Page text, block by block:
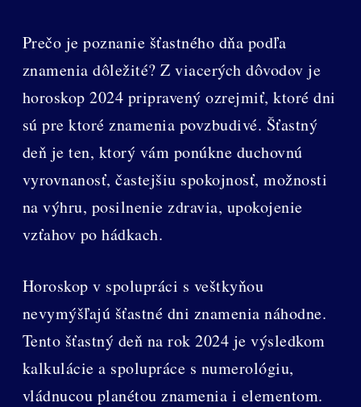
Prečo je poznanie šťastného dňa podľa
znamenia dôležité? Z viacerých dôvodov je
horoskop 2024 pripravený ozrejmiť, ktoré dni
sú pre ktoré znamenia povzbudivé. Šťastný
deň je ten, ktorý vám ponúkne duchovnú
vyrovnanosť, častejšiu spokojnosť, možnosti
na výhru, posilnenie zdravia, upokojenie
vzťahov po hádkach.
Horoskop v spolupráci s veštkyňou
nevymýšľajú šťastné dni znamenia náhodne.
Tento šťastný deň na rok 2024 je výsledkom
kalkulácie a spolupráce s numerológiu,
vládnucou planétou znamenia i elementom.